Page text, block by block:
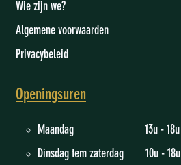
Wie zijn we?
Algemene voorwaarden
Privacybeleid
Openingsuren
Maandag 13u - 18u
Dinsdag tem zaterdag 10u - 18u